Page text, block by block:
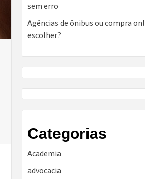
sem erro
Agências de ônibus ou compra
escolher?
Categorias
Academia
advocacia